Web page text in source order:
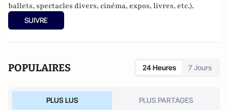
ballets, spectacles divers, cinéma, expos, livres, etc.).
SUIVRE
POPULAIRES 24 Heures 7 Jours
PLUS LUS PLUS PARTAGES